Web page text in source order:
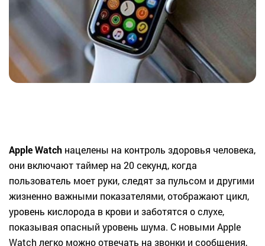
Apple Watch нацелены на контроль здоровья человека,
они включают таймер на 20 секунд, когда
пользователь моет руки, следят за пульсом и другими
жизненно важными показателями, отображают цикл,
уровень кислорода в крови и заботятся о слухе,
показывая опасный уровень шума. С новыми Apple
Watch легко можно отвечать на звонки и сообщения,